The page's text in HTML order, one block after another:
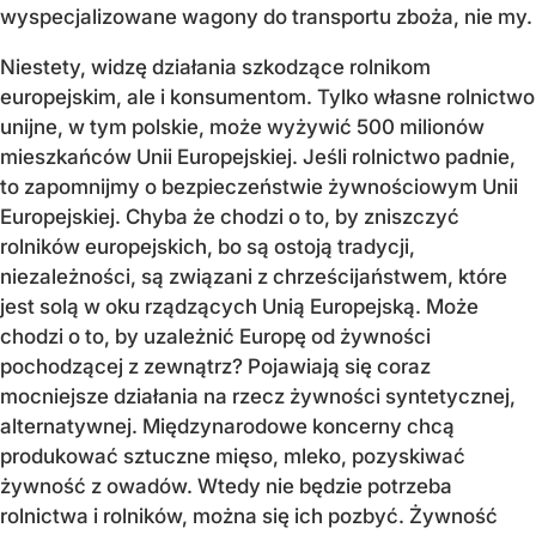
wyspecjalizowane wagony do transportu zboża, nie my.
Niestety, widzę działania szkodzące rolnikom
europejskim, ale i konsumentom. Tylko własne rolnictwo
unijne, w tym polskie, może wyżywić 500 milionów
mieszkańców Unii Europejskiej. Jeśli rolnictwo padnie,
to zapomnijmy o bezpieczeństwie żywnościowym Unii
Europejskiej. Chyba że chodzi o to, by zniszczyć
rolników europejskich, bo są ostoją tradycji,
niezależności, są związani z chrześcijaństwem, które
jest solą w oku rządzących Unią Europejską. Może
chodzi o to, by uzależnić Europę od żywności
pochodzącej z zewnątrz? Pojawiają się coraz
mocniejsze działania na rzecz żywności syntetycznej,
alternatywnej. Międzynarodowe koncerny chcą
produkować sztuczne mięso, mleko, pozyskiwać
żywność z owadów. Wtedy nie będzie potrzeba
rolnictwa i rolników, można się ich pozbyć. Żywność